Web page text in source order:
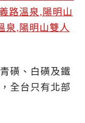
磺、白磺及鐵
全台只有北部